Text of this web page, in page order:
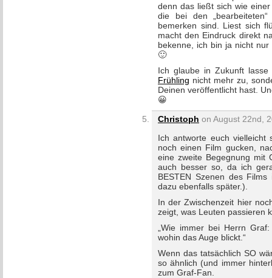
denn das ließt sich wie
die bei den
bemerken sind. Liest sich
macht den Eindruck direkt
bekenne, ich bin ja nicht
🙂
Ich glaube in Zukunft
Frühling nicht mehr zu,
Deinen veröffentlicht hast.
😀
Christoph on August 22nd,
Ich antworte euch vielleicht
noch einen Film gucken,
eine zweite Begegnung mit
auch besser so, da ich
BESTEN Szenen des
dazu ebenfalls später.).
In der Zwischenzeit hier
zeigt, was Leuten passieren
„Wie immer bei Herrn
wohin das Auge blickt.“
Wenn das tatsächlich SO
so ähnlich (und immer
zum Graf-Fan.